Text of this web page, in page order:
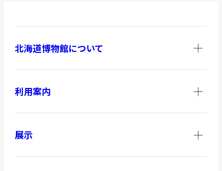
北海道博物館について
利用案内
展示